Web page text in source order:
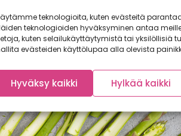
teknologioita, kuten evästeitä
teknologioiden hyväksyminen antaa
kuten selailukäyttäytymistä tai yksilöllisiä
evästeiden käyttölupaa alla olevista
Hyväksy kaikki Hylkää kaikki